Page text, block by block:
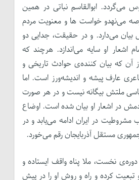
می‌گردد. ابوالقاسم نباتی در همین
می‌نهدو خواست ها و معنویت مردم
بیان می‌دارد. و در حقیقت، جدایی دو
اشعار او سایه می‌اندازد. هرچند که
آن که بیان کننده‌ی حوادث تاریخی و
عارف پیشه و اندیشه‌ورز است. اما
ملتش بیگانه نیست و در هر صورت
در اشعار او بیان شده است. اوضاع
مشروطیت در ایران ادامه می‌یابد و در
مستقل آذربایجان رقم می‌خورد.
نخست، ملا پناه واقف ایستاده و
تبعیت کرده و راه و روش او را در پیش